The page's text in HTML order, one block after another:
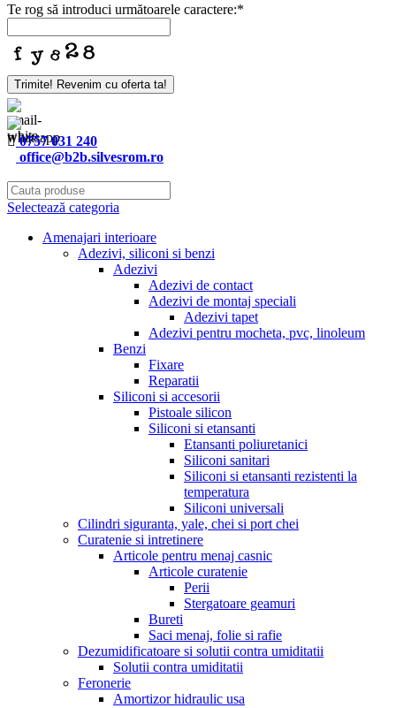
Te rog să introduci următoarele caractere:*
Trimite! Revenim cu oferta ta!
Website
URL
0757 031 240
office@b2b.silvesrom.ro
Selectează categoria
Amenajari interioare
Adezivi, siliconi si benzi
Adezivi
Adezivi de contact
Adezivi de montaj speciali
Adezivi tapet
Adezivi pentru mocheta, pvc, linoleum
Benzi
Fixare
Reparatii
Siliconi si accesorii
Pistoale silicon
Siliconi si etansanti
Etansanti poliuretanici
Siliconi sanitari
Siliconi si etansanti rezistenti la
temperatura
Siliconi universali
Cilindri siguranta, yale, chei si port chei
Curatenie si intretinere
Articole pentru menaj casnic
Articole curatenie
Perii
Stergatoare geamuri
Bureti
Saci menaj, folie si rafie
Dezumidificatoare si solutii contra umiditatii
Solutii contra umiditatii
Feronerie
Amortizor hidraulic usa